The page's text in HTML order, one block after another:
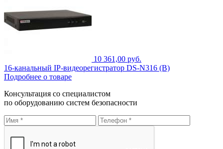
10 361,00 руб.
16-канальный IP-видеорегистратор DS-N316 (B)
Подробнее о товаре
Консультация со специалистом
по оборудованию систем безопасности